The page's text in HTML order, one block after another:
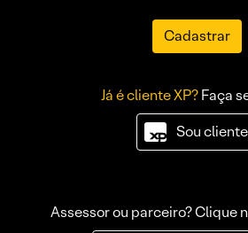
Cadastrar
Já é cliente XP?Faça
Sou cliente
Assessor ou parceiro? Clique